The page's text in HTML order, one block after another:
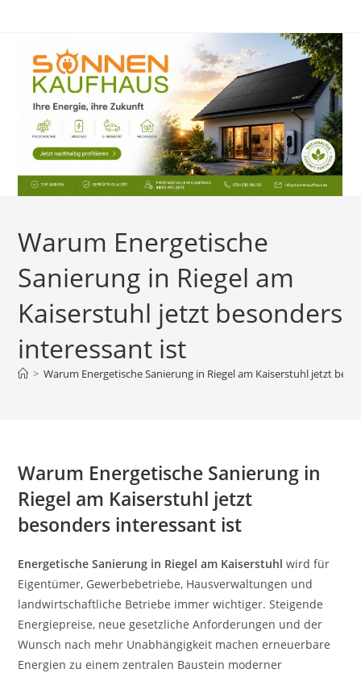
Warum Energetische
Sanierung in Riegel am
Kaiserstuhl jetzt besonders
interessant ist
> Warum Energetische Sanierung in Riegel am Kaiserstuhl jetzt
Warum Energetische Sanierung in
Riegel am Kaiserstuhl jetzt
besonders interessant ist
Energetische Sanierung in Riegel am Kaiserstuhl wird für
Eigentümer, Gewerbebetriebe, Hausverwaltungen und
landwirtschaftliche Betriebe immer wichtiger. Steigende
Energiepreise, neue gesetzliche Anforderungen und der
Wunsch nach mehr Unabhängigkeit machen erneuerbare
Energien zu einem zentralen Baustein moderner